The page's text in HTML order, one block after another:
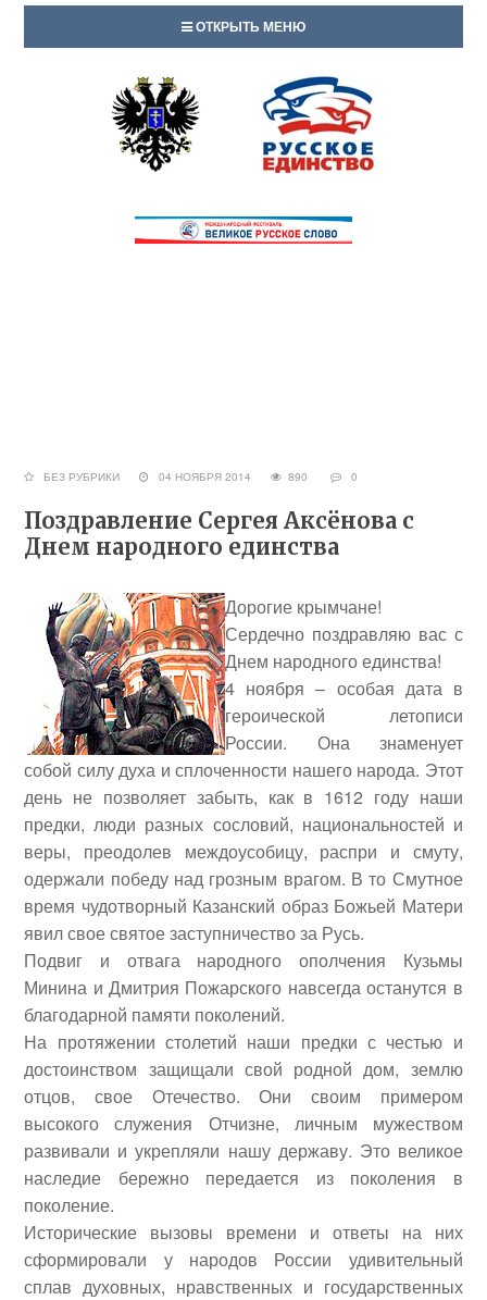
ОТКРЫТЬ МЕНЮ
БЕЗ РУБРИКИ 04 НОЯБРЯ 2014 890 0
Поздравление Сергея Аксёнова с
Днем народного единства
Дорогие крымчане!
Сердечно поздравляю вас с
Днем народного единства!
4 ноября – особая дата в
героической летописи
России. Она знаменует
собой силу духа и сплоченности нашего народа. Этот
день не позволяет забыть, как в 1612 году наши
предки, люди разных сословий, национальностей и
веры, преодолев междоусобицу, распри и смуту,
одержали победу над грозным врагом. В то Смутное
время чудотворный Казанский образ Божьей Матери
явил свое святое заступничество за Русь.
Подвиг и отвага народного ополчения Кузьмы
Минина и Дмитрия Пожарского навсегда останутся в
благодарной памяти поколений.
На протяжении столетий наши предки с честью и
достоинством защищали свой родной дом, землю
отцов, свое Отечество. Они своим примером
высокого служения Отчизне, личным мужеством
развивали и укрепляли нашу державу. Это великое
наследие бережно передается из поколения в
поколение.
Исторические вызовы времени и ответы на них
сформировали у народов России удивительный
сплав духовных, нравственных и государственных